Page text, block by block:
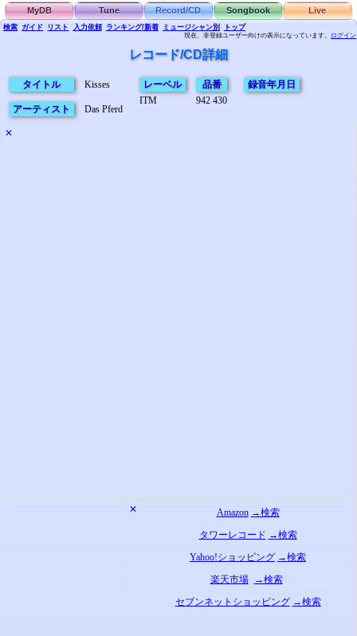
MyDB Tune Record/CD Songbook Live
検索 ガイド リスト 入力依頼 ランキング/新着 ミュージシャン別 トップ
現在、非登録ユーザー向けの表示になっています。 ログイン
レコード/CD詳細
タイトル Kisses
アーティスト Das Pferd
レーベル
ITM
品番
942 430
録音年月日
✕
✕ Amazon →検索
タワーレコード →検索
Yahoo!ショッピング →検索
楽天市場
→検索
セブンネットショッピング →検索